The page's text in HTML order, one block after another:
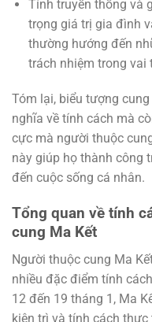
Tính truyền thống và
trọng giá trị gia đình
thường hướng đến
trách nhiệm trong vai
Tóm lại, biểu tượng
nghĩa về tính cách mà
cực mà người thuộc
này giúp họ thành công
đến cuộc sống cá nhân.
Tổng quan về tính
cung Ma Kết
Người thuộc cung Ma
nhiều đặc điểm tính
12 đến 19 tháng 1, Ma
kiên trì và tính cách